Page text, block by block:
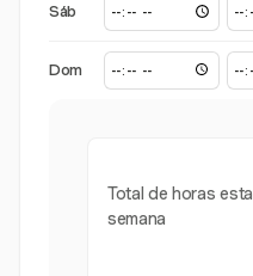
Sáb
Dom
Total de horas esta
semana